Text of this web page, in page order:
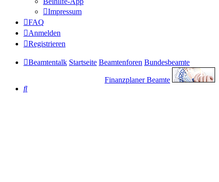
Impressum
FAQ
Anmelden
Registrieren
Beamtentalk Startseite Beamtenforen Bundesbeamte
Finanzplaner Beamte
Suche